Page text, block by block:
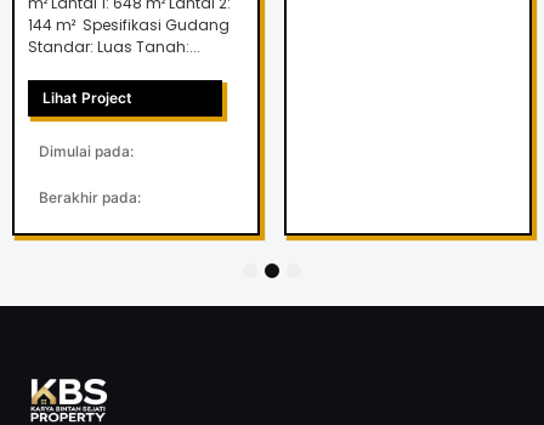
144 m² Spesifikasi Gudang
Standar: Luas Tanah:...
Lihat Project
Dimulai pada:
Berakhir pada: